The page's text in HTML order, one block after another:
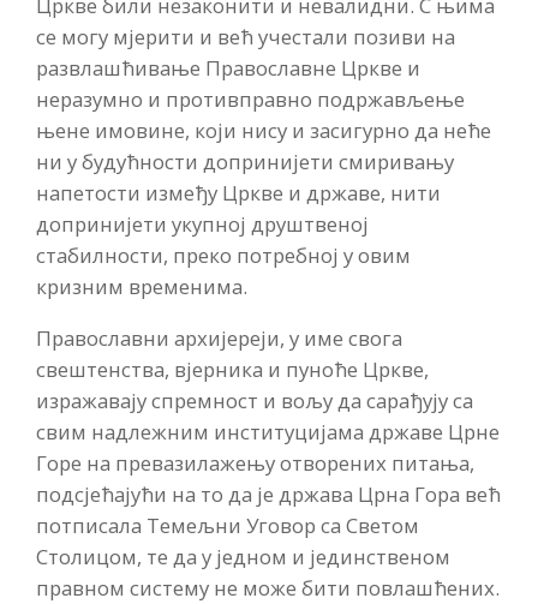
се могу мјерити и већ учестали позиви на
развлашћивање Православне Цркве и
неразумно и противправно подржављење
њене имовине, који нису и засигурно да неће
ни у будућности допринијети смиривању
напетости између Цркве и државе, нити
допринијети укупној друштвеној
стабилности, преко потребној у овим
кризним временима.
Православни архијереји, у име свога
свештенства, вјерника и пуноће Цркве,
изражавају спремност и вољу да сарађују са
свим надлежним институцијама државе Црне
Горе на превазилажењу отворених питања,
подсјећајући на то да је држава Црна Гора већ
потписала Темељни Уговор са Светом
Столицом, те да у једном и јединственом
правном систему не може бити повлашћених.